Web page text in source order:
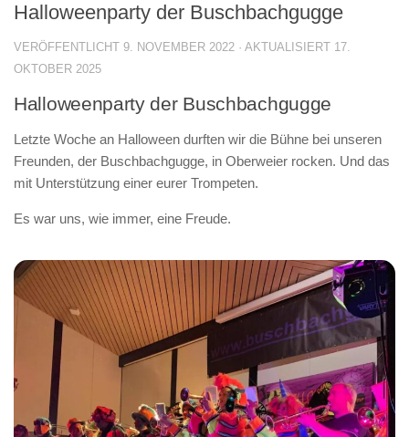
Halloweenparty der Buschbachgugge
VERÖFFENTLICHT 9. NOVEMBER 2022 · AKTUALISIERT 17.
OKTOBER 2025
Halloweenparty der Buschbachgugge
Letzte Woche an Halloween durften wir die Bühne bei unseren
Freunden, der Buschbachgugge, in Oberweier rocken. Und das
mit Unterstützung einer eurer Trompeten.
Es war uns, wie immer, eine Freude.